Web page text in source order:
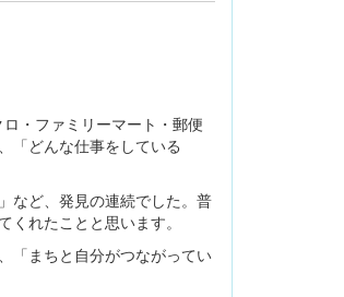
・ファミリーマート・郵便
「どんな仕事をしている
など、発見の連続でした。普
れたことと思います。
「まちと自分がつながってい